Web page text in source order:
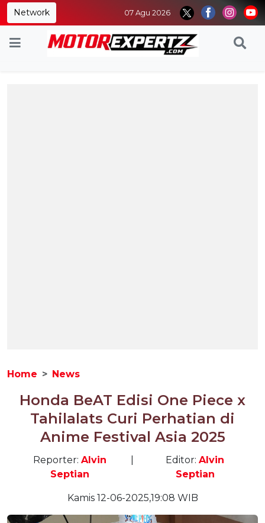
Network 07 Agu 2026
Home News
Honda BeAT Edisi One Piece x
Tahilalats Curi Perhatian di
Anime Festival Asia 2025
Reporter: Alvin
Septian
Editor:Alvin
Septian
Kamis 12-06-2025,19:08 WIB